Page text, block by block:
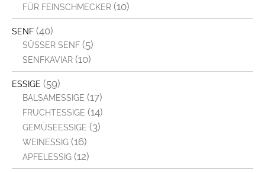
FÜR FEINSCHMECKER (10)
SENF (40)
SÜSSER SENF (5)
SENFKAVIAR (10)
ESSIGE (59)
BALSAMESSIGE (17)
FRUCHTESSIGE (14)
GEMÜSEESSIGE (3)
WEINESSIG (16)
APFELESSIG (12)